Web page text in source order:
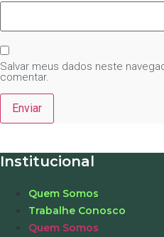
Salvar meus dados neste
comentar.
Institucional
Quem Somos
Trabalhe Conosco
Quem Somos